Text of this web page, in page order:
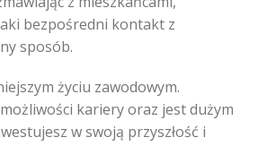
bezpośredni kontakt z
sposób.
życiu zawodowym.
kariery oraz jest dużym
w swoją przyszłość i